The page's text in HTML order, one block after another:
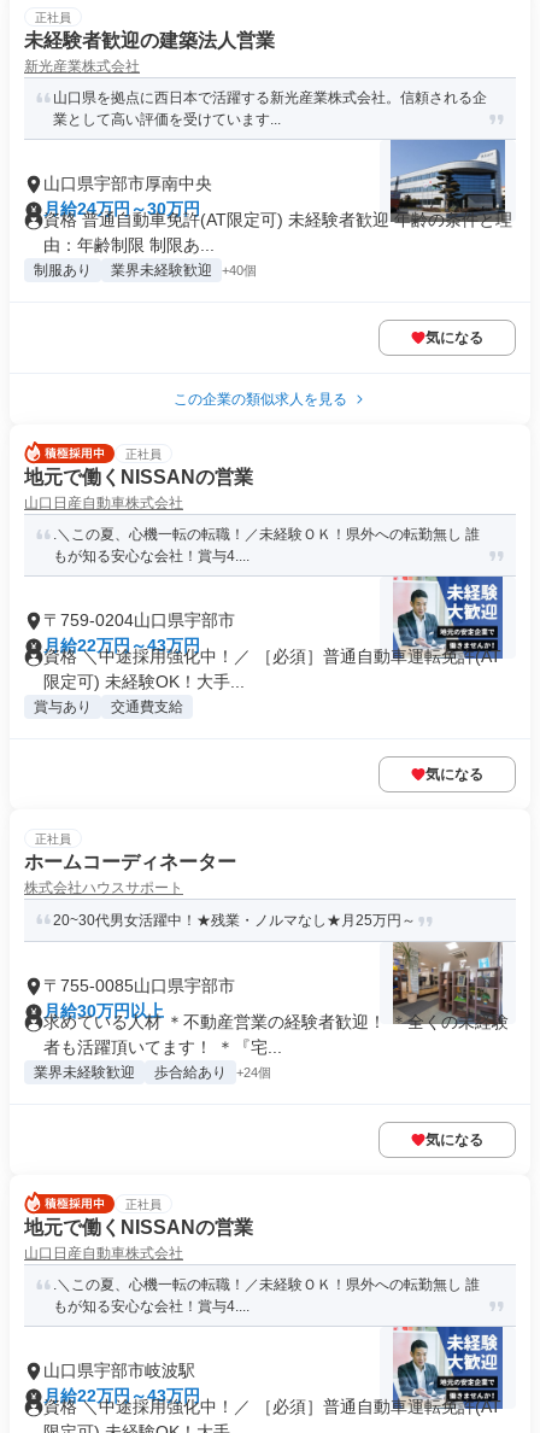
正社員
未経験者歓迎の建築法人営業
新光産業株式会社
山口県を拠点に西日本で活躍する新光産業株式会社。信頼される企
業として高い評価を受けています...
山口県宇部市厚南中央
月給24万円～30万円
資格 普通自動車免許(AT限定可) 未経験者歓迎 年齢の条件と理
由：年齢制限 制限あ...
制服あり 業界未経験歓迎 +40個
気になる
この企業の類似求人を見る
正社員
地元で働くNISSANの営業
山口日産自動車株式会社
.＼この夏、心機一転の転職！／未経験ＯＫ！県外への転勤無し 誰
もが知る安心な会社！賞与4....
〒759-0204山口県宇部市
月給22万円～43万円
資格 ＼中途採用強化中！／ ［必須］普通自動車運転免許(AT
限定可) 未経験OK！大手...
賞与あり 交通費支給
気になる
正社員
ホームコーディネーター
株式会社ハウスサポート
20~30代男女活躍中！★残業・ノルマなし★月25万円～
〒755-0085山口県宇部市
月給30万円以上
求めている人材 ＊不動産営業の経験者歓迎！ ＊全くの未経験
者も活躍頂いてます！ ＊『宅...
業界未経験歓迎 歩合給あり +24個
気になる
正社員
地元で働くNISSANの営業
山口日産自動車株式会社
.＼この夏、心機一転の転職！／未経験ＯＫ！県外への転勤無し 誰
もが知る安心な会社！賞与4....
山口県宇部市岐波駅
月給22万円～43万円
資格 ＼中途採用強化中！／ ［必須］普通自動車運転免許(AT